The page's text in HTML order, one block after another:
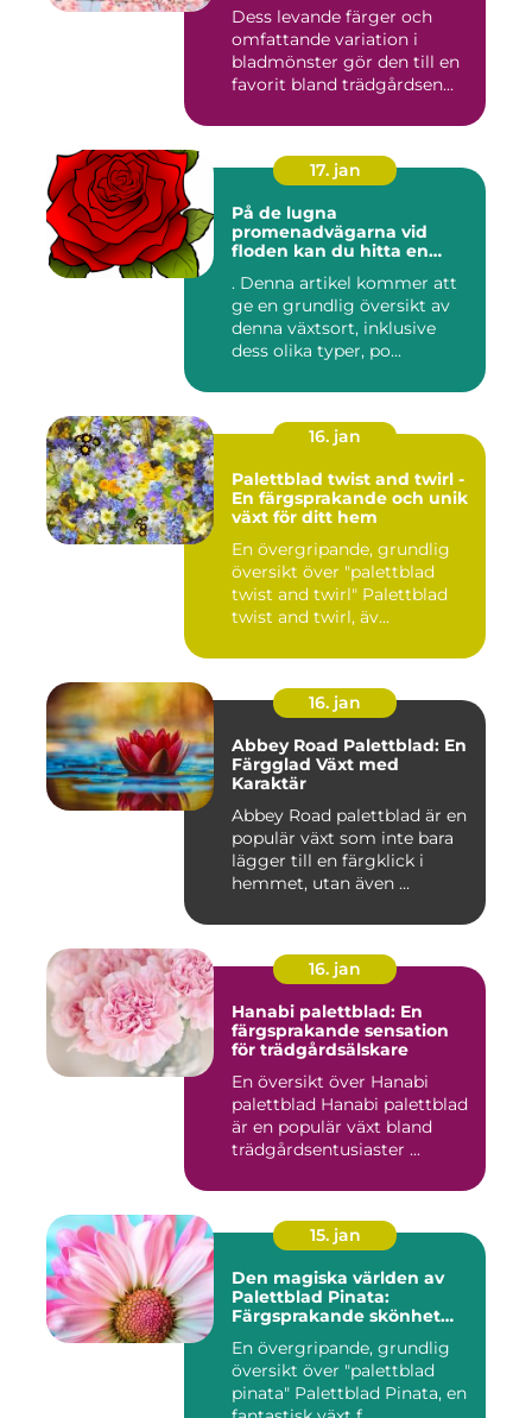
Dess levande färger och
omfattande variation i
bladmönster gör den till en
favorit bland trädgårdsen...
17. jan
På de lugna
promenadvägarna vid
floden kan du hitta en
som kallas Palettblad River
Walk
. Denna artikel kommer att
ge en grundlig översikt av
denna växtsort, inklusive
dess olika typer, po...
16. jan
Palettblad twist and twirl -
En färgsprakande och unik
växt för ditt hem
En övergripande, grundlig
översikt över "palettblad
twist and twirl" Palettblad
twist and twirl, äv...
16. jan
Abbey Road Palettblad: En
Färgglad Växt med
Karaktär
Abbey Road palettblad är en
populär växt som inte bara
lägger till en färgklick i
hemmet, utan även ...
16. jan
Hanabi palettblad: En
färgsprakande sensation
för trädgårdsälskare
En översikt över Hanabi
palettblad Hanabi palettblad
är en populär växt bland
trädgårdsentusiaster ...
15. jan
Den magiska världen av
Palettblad Pinata:
Färgsprakande skönhet
En övergripande, grundlig
översikt över "palettblad
pinata" Palettblad Pinata, en